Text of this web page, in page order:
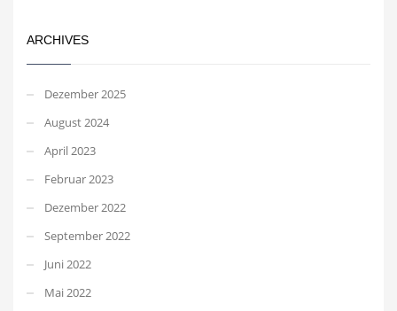
ARCHIVES
Dezember 2025
August 2024
April 2023
Februar 2023
Dezember 2022
September 2022
Juni 2022
Mai 2022